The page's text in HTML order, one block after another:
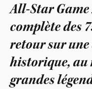
All-Star Game
complète des
retour sur
historique, au
grandes